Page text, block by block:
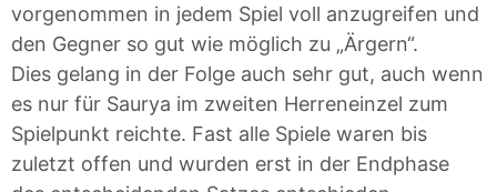
vorgenommen in jedem Spiel voll anzugreifen und
den Gegner so gut wie möglich zu „Ärgern“.
Dies gelang in der Folge auch sehr gut, auch wenn
es nur für Saurya im zweiten Herreneinzel zum
Spielpunkt reichte. Fast alle Spiele waren bis
zuletzt offen und wurden erst in der Endphase